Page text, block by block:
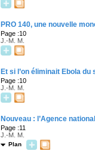
PRO 140, une nouvelle
Page :10
J.-M. M.
Et si l’on éliminait Ebola du
Page :10
J.-M. M.
Nouveau : l’Agence
Page :11
J.-M. M.
Plan